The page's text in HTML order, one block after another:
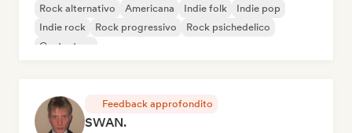
Rock alternativo Americana Indie folk
Indie pop
Indie rock
Rock progressivo
Rock psichedelico
Cantautore
Feedback approfondito
SWAN.